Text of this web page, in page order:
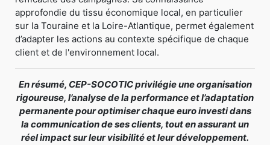
approfondie du tissu économique local, en particulier
sur la Touraine et la Loire-Atlantique, permet également
d’adapter les actions au contexte spécifique de chaque
client et de l'environnement local.
En résumé, CEP-SOCOTIC privilégie une organisation
rigoureuse, l’analyse de la performance et l’adaptation
permanente pour optimiser chaque euro investi dans
la communication de ses clients, tout en assurant un
réel impact sur leur visibilité et leur développement.